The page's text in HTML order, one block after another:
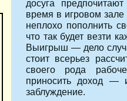
досуга
время в игровом зале
неплохо пополнить
что так будет везти
Выигрыш — дело
стоит всерьез
своего рода
приносить доход —
заблуждение.